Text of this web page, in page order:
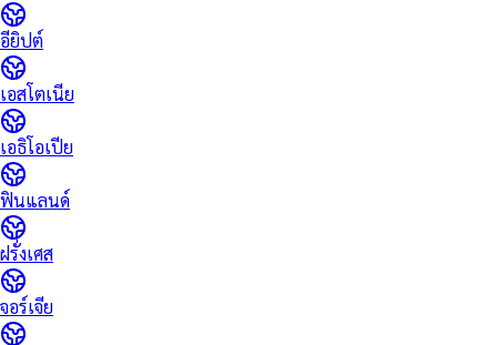
อียิปต์
เอสโตเนีย
เอธิโอเปีย
ฟินแลนด์
ฝรั่งเศส
จอร์เจีย